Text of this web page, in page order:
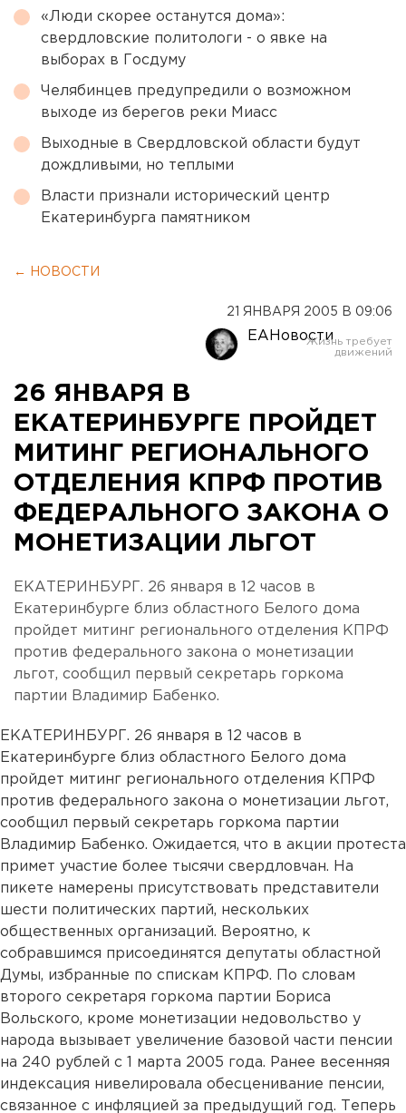
«Люди скорее останутся дома»:
свердловские политологи - о явке на
выборах в Госдуму
Челябинцев предупредили о возможном
выходе из берегов реки Миасс
Выходные в Свердловской области будут
дождливыми, но теплыми
Власти признали исторический центр
Екатеринбурга памятником
← НОВОСТИ
21 ЯНВАРЯ 2005 В 09:06
ЕАНовости
26 ЯНВАРЯ В
ЕКАТЕРИНБУРГЕ ПРОЙДЕТ
МИТИНГ РЕГИОНАЛЬНОГО
ОТДЕЛЕНИЯ КПРФ ПРОТИВ
ФЕДЕРАЛЬНОГО ЗАКОНА О
МОНЕТИЗАЦИИ ЛЬГОТ
ЕКАТЕРИНБУРГ. 26 января в 12 часов в
Екатеринбурге близ областного Белого дома
пройдет митинг регионального отделения КПРФ
против федерального закона о монетизации
льгот, сообщил первый секретарь горкома
партии Владимир Бабенко.
ЕКАТЕРИНБУРГ. 26 января в 12 часов в
Екатеринбурге близ областного Белого дома
пройдет митинг регионального отделения КПРФ
против федерального закона о монетизации льгот,
сообщил первый секретарь горкома партии
Владимир Бабенко. Ожидается, что в акции протеста
примет участие более тысячи свердловчан. На
пикете намерены присутствовать представители
шести политических партий, нескольких
общественных организаций. Вероятно, к
собравшимся присоединятся депутаты областной
Думы, избранные по спискам КПРФ. По словам
второго секретаря горкома партии Бориса
Вольского, кроме монетизации недовольство у
народа вызывает увеличение базовой части пенсии
на 240 рублей с 1 марта 2005 года. Ранее весенняя
индексация нивелировала обесценивание пенсии,
связанное с инфляцией за предыдущий год. Теперь